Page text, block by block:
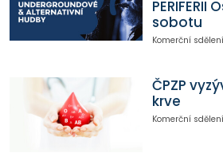
PERIFERII
sobotu
Komerční sdělení
ČPZP
krve
Komerční sdělení